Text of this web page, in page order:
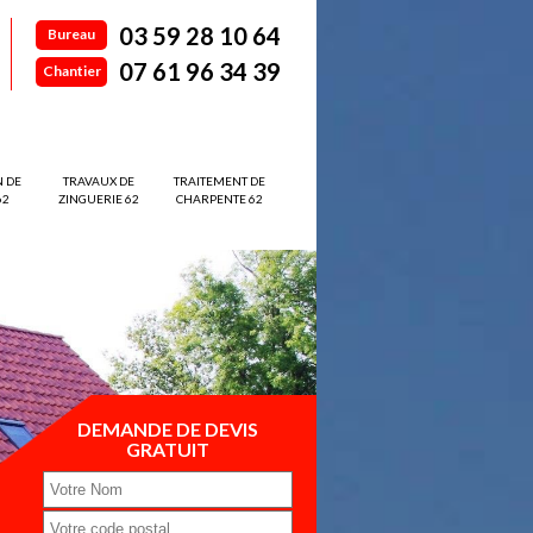
Bureau 03 59 28 10 64
Chantier 07 61 96 34 39
DE
TRAVAUX DE
ZINGUERIE 62
TRAITEMENT DE
CHARPENTE 62
DEMANDE DE DEVIS
GRATUIT